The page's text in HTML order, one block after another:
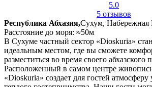
5.0
5 отзывов
Республика Абхазия,Сухум,
Расстояние до моря: ≈50м
В Сухуме частный сектор «Dioskuria»
идеальным местом, где вы сможете
разместиться во время своего абхазского
Расположенный в самом центре
«Dioskuria» создает для гостей